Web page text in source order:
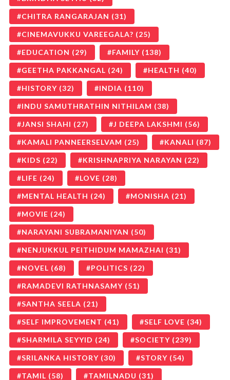
CHITRA RANGARAJAN (31)
CINEMAVUKKU VAREEGALA? (25)
EDUCATION (29) FAMILY (138)
GEETHA PAKKANGAL (24) HEALTH (40)
HISTORY (32) INDIA (110)
INDU SAMUTHRATHIN NITHILAM (38)
JANSI SHAHI (27) J DEEPA LAKSHMI (56)
KAMALI PANNEERSELVAM (25) KANALI (87)
KIDS (22) KRISHNAPRIYA NARAYAN (22)
LIFE (24) LOVE (28)
MENTAL HEALTH (24) MONISHA (21)
MOVIE (24)
NARAYANI SUBRAMANIYAN (50)
NENJUKKUL PEITHIDUM MAMAZHAI (31)
NOVEL (68) POLITICS (22)
RAMADEVI RATHNASAMY (51)
SANTHA SEELA (21)
SELF IMPROVEMENT (41) SELF LOVE (34)
SHARMILA SEYYID (24) SOCIETY (239)
SRILANKA HISTORY (30) STORY (54)
TAMIL (58) TAMILNADU (31)